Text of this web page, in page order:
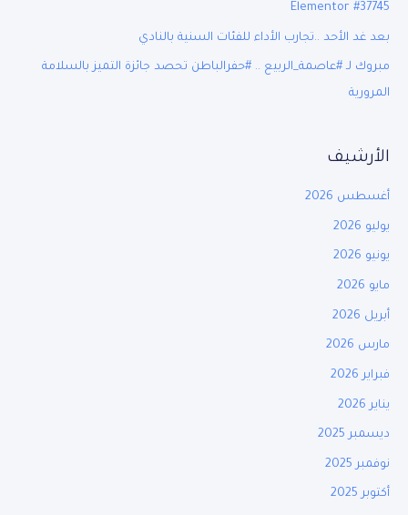
Elementor #37745
بعد غد الأحد ..تجارب الأداء للفئات السنية بالنادي
مبروك لـ #عاصمة_الربيع .. #حفرالباطن تحصد جائزة التميز بالسلامة
المرورية
الأرشيف
أغسطس 2026
يوليو 2026
يونيو 2026
مايو 2026
أبريل 2026
مارس 2026
فبراير 2026
يناير 2026
ديسمبر 2025
نوفمبر 2025
أكتوبر 2025